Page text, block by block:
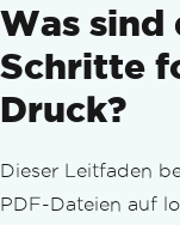
await
cts/nda-
s
: 1
});
  console
nter. getLog
Was sind
Schritte
Druck?
Dieser Leitfaden
PDF-Dateien auf